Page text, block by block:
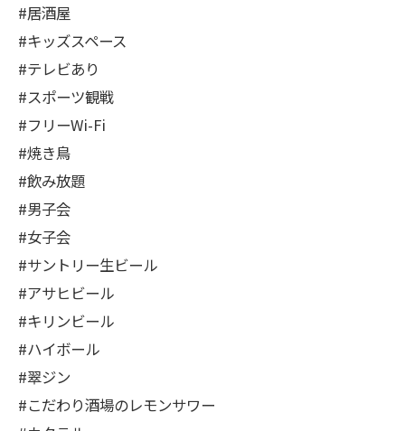
#居酒屋
#キッズスペース
#テレビあり
#スポーツ観戦
#フリーWi-Fi
#焼き鳥
#飲み放題
#男子会
#女子会
#サントリー生ビール
#アサヒビール
#キリンビール
#ハイボール
#翠ジン
#こだわり酒場のレモンサワー